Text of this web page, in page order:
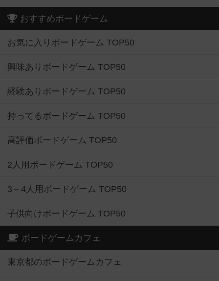
おすすめボードゲーム
お気に入りボードゲーム TOP50
興味ありボードゲーム TOP50
経験ありボードゲーム TOP50
持ってるボードゲーム TOP50
高評価ボードゲーム TOP50
2人用ボードゲーム TOP50
3～4人用ボードゲーム TOP50
子供向けボードゲーム TOP50
ボードゲームカフェ
東京都のボードゲームカフェ